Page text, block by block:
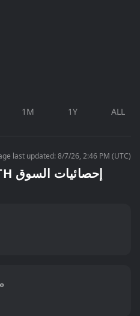
1M 1Y ALL
last updated: 8/7/26, 2:46 PM (UTC)
Wrapped Beacon ETH إحصائيات السوق